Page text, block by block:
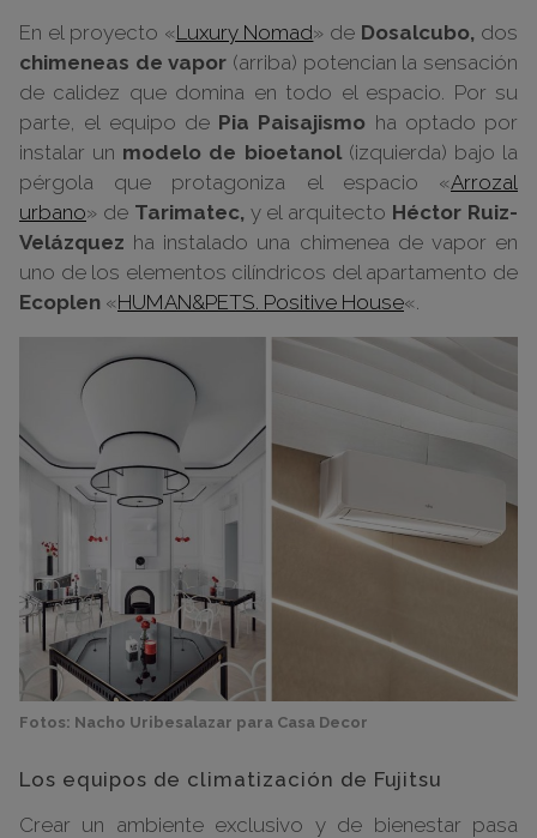
En el proyecto «Luxury Nomad» de Dosalcubo, dos
chimeneas de vapor (arriba) potencian la sensación
de calidez que domina en todo el espacio. Por su
parte, el equipo de Pia Paisajismo ha optado por
instalar un modelo de bioetanol(izquierda) bajo la
pérgola que protagoniza el espacio «Arrozal
urbano» de Tarimatec, y el arquitecto Héctor Ruiz-
Velázquez ha instalado una chimenea de vapor en
uno de los elementos cilíndricos del apartamento de
Ecoplen «HUMAN&PETS. Positive House«.
Fotos: Nacho Uribesalazar para Casa Decor
Los equipos de climatización de Fujitsu
Crear un ambiente exclusivo y de bienestar pasa